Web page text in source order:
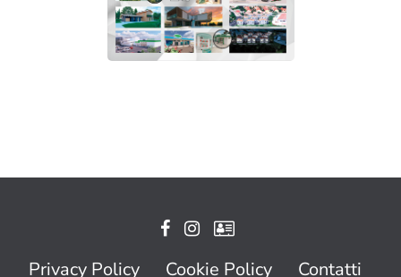
Privacy Policy Cookie Policy Contatti